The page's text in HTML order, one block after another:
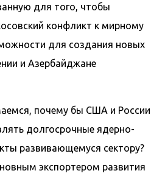
для того, чтобы
конфликт к мирному
для создания новых
и Азербайджане
почему бы США и России
долгосрочные ядерно-
развивающемуся сектору?
экспортером развития